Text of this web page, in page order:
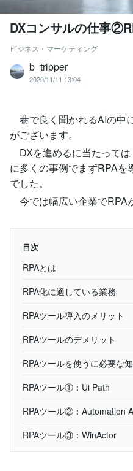
DXコンサルの仕事
ビジネス・マーケティング
b_tripper
2020/11/11 13:04
巷で良く聞かれるAIの中
がございます。
DXを進めるに当たって
に多くの事例でまずRPAを
でした。
今では幅広い企業でRPA
目次
RPAとは
RPA化に適している業務
RPAツール導入のメリット
RPAツールのデメリット
RPAツールを使うに必要な
RPAツール①：Ui Path
RPAツール②：Automation
RPAツール③：WinActor